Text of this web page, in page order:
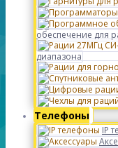
обеспечение для
диапазона
Телефоны
IP